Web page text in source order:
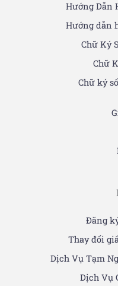
Hướng Dẫn
Hướng dẫn
Chữ Ký
Chữ
Chữ ký
Đăng
Thay đổi
Dịch Vụ Tạm
Dịch Vụ